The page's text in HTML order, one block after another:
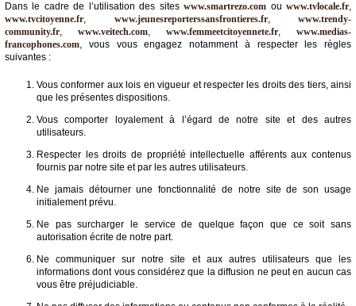
Dans le cadre de l’utilisation des siteswww.smartrezo.com ouwww.tvlocale.fr,
www.tvcitoyenne.fr, www.jeunesreporterssansfrontieres.fr, www.trendy-
community.fr, www.veitech.com, www.femmeetcitoyennete.fr, www.medias-
francophones.com, vous vous engagez notamment à respecter les règles
suivantes :
Vous conformer aux lois en vigueur et respecter les droits des tiers, ainsi
que les présentes dispositions.
Vous comporter loyalement à l’égard de notre site et des autres
utilisateurs.
Respecter les droits de propriété intellectuelle afférents aux contenus
fournis par notre site et par les autres utilisateurs.
Ne jamais détourner une fonctionnalité de notre site de son usage
initialement prévu.
Ne pas surcharger le service de quelque façon que ce soit sans
autorisation écrite de notre part.
Ne communiquer sur notre site et aux autres utilisateurs que les
informations dont vous considérez que la diffusion ne peut en aucun cas
vous être préjudiciable.